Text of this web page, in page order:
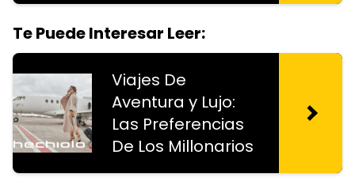
Te Puede Interesar Leer:
Viajes De
Aventura y Lujo:
Las Preferencias
De Los Millonarios